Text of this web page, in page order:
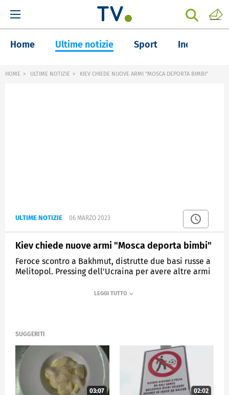
Home Ultime notizie Sport Inchieste
HOME ULTIME NOTIZIE KIEV CHIEDE NUOVE ARMI "MOSCA DEPORTA BIMBI"
ULTIME NOTIZIE 06 MARZO 2023
Kiev chiede nuove armi "Mosca deporta bimbi"
Feroce scontro a Bakhmut, distrutte due basi russe a
Melitopol. Pressing dell'Ucraina per avere altre armi
SUGGERITI
03:07 02:02